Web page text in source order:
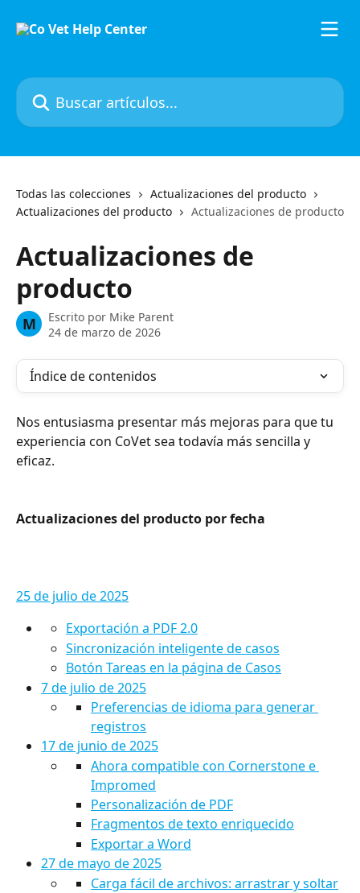
Buscar artículos...
Todas las colecciones
Actualizaciones del producto
Actualizaciones del producto
Actualizaciones de producto
Actualizaciones de
producto
M Escrito por Mike Parent
24 de marzo de 2026
Índice de contenidos
Nos entusiasma presentar más mejoras para que tu
experiencia con CoVet sea todavía más sencilla y
eficaz.
Actualizaciones del producto por fecha
25 de julio de 2025
Exportación a PDF 2.0
Sincronización inteligente de casos
Botón Tareas en la página de Casos
7 de julio de 2025
Preferencias de idioma para generar
registros
17 de junio de 2025
Ahora compatible con Cornerstone e
Impromed
Personalización de PDF
Fragmentos de texto enriquecido
Exportar a Word
27 de mayo de 2025
Carga fácil de archivos: arrastrar y soltar